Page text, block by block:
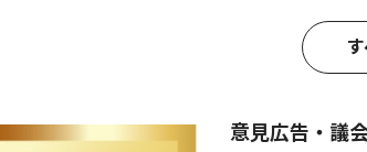
意見広告・議